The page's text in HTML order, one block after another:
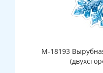
М-18193